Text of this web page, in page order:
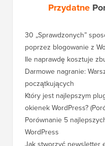
Przydatne
30 „Sprawdzonych”
poprzez blogowanie z
Ile naprawdę kosztuje
Darmowe nagranie:
początkujących
Który jest najlepszym
okienek WordPress?